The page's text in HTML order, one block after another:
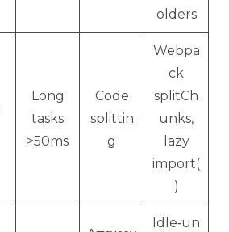
olders
Long
tasks
>50ms
Code
splittin
g
Webpa
ck
splitCh
unks,
lazy
import(
)
Idle‑un